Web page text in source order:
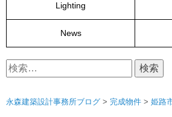
Lighting
News
検
索:
永森建築設計事務所ブログ > 完成物件 > 姫路